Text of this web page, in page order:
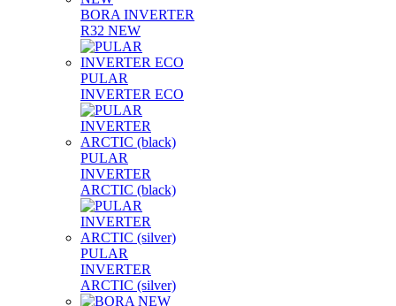
BORA INVERTER
R32 NEW
PULAR
INVERTER ECO
PULAR
INVERTER
ARCTIC (black)
PULAR
INVERTER
ARCTIC (silver)